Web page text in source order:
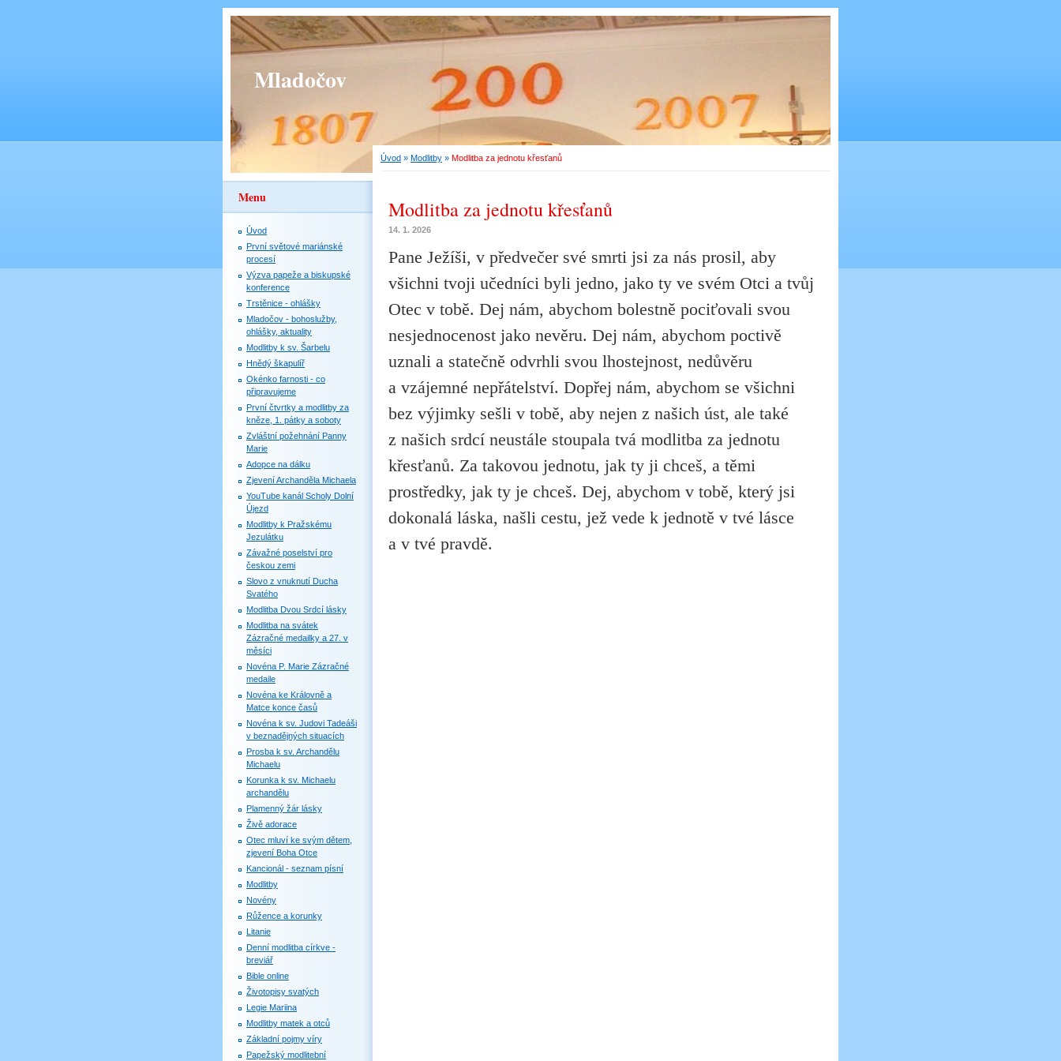
Mladočov
Úvod » Modlitby » Modlitba za jednotu křesťanů
Modlitba za jednotu křesťanů
14. 1. 2026
Pane Ježíši, v předvečer své smrti jsi za nás prosil, aby
všichni tvoji učedníci byli jedno, jako ty ve svém Otci a tvůj
Otec v tobě. Dej nám, abychom bolestně pociťovali svou
nesjednocenost jako nevěru. Dej nám, abychom poctivě
uznali a statečně odvrhli svou lhostejnost, nedůvěru
a vzájemné nepřátelství. Dopřej nám, abychom se všichni
bez výjimky sešli v tobě, aby nejen z našich úst, ale také
z našich srdcí neustále stoupala tvá modlitba za jednotu
křesťanů. Za takovou jednotu, jak ty ji chceš, a těmi
prostředky, jak ty je chceš. Dej, abychom v tobě, který jsi
dokonalá láska, našli cestu, jež vede k jednotě v tvé lásce
a v tvé pravdě.
Menu
Úvod
První světové mariánské
procesí
Výzva papeže a biskupské
konference
Trstěnice - ohlášky
Mladočov - bohoslužby,
ohlášky, aktuality
Modlitby k sv. Šarbelu
Hnědý škapulíř
Okénko farnosti - co
připravujeme
První čtvrtky a modlitby za
kněze, 1. pátky a soboty
Zvláštní požehnání Panny
Marie
Adopce na dálku
Zjevení Archanděla Michaela
YouTube kanál Scholy Dolní
Újezd
Modlitby k Pražskému
Jezulátku
Závažné poselství pro
českou zemi
Slovo z vnuknutí Ducha
Svatého
Modlitba Dvou Srdcí lásky
Modlitba na svátek
Zázračné medailky a 27. v
měsíci
Novéna P. Marie Zázračné
medaile
Novéna ke Královně a
Matce konce časů
Novéna k sv. Judovi Tadeáši
v beznadějných situacích
Prosba k sv. Archandělu
Michaelu
Korunka k sv. Michaelu
archandělu
Plamenný žár lásky
Živě adorace
Otec mluví ke svým dětem,
zjevení Boha Otce
Kancionál - seznam písní
Modlitby
Novény
Růžence a korunky
Litanie
Denní modlitba církve -
breviář
Bible online
Životopisy svatých
Legie Mariina
Modlitby matek a otců
Základní pojmy víry
Papežský modlitební